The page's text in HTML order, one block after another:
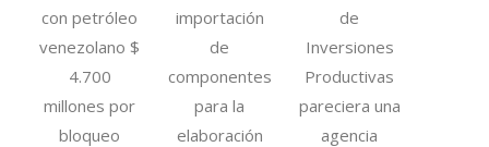
con petróleo
venezolano $
4.700
millones por
bloqueo
importación
de
componentes
para la
elaboración
de
Inversiones
Productivas
pareciera una
agencia